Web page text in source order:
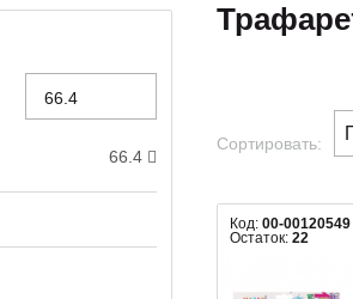
66.4
Сортировать:
Код: 00-00120549
Остаток: 22